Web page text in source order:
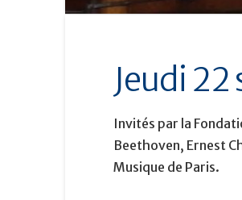
Jeudi
Invités par la
Beethoven, Ernest
Musique de Paris.